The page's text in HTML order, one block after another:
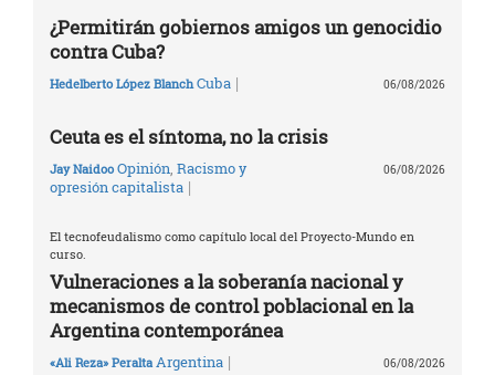
¿Permitirán gobiernos amigos un genocidio
contra Cuba?
Hedelberto López Blanch Cuba | 06/08/2026
Ceuta es el síntoma, no la crisis
Jay Naidoo Opinión Racismo y
opresión capitalista |
06/08/2026
El tecnofeudalismo como capítulo local del Proyecto-Mundo en
curso.
Vulneraciones a la soberanía nacional y
mecanismos de control poblacional en la
Argentina contemporánea
«Ali Reza» Peralta Argentina | 06/08/2026